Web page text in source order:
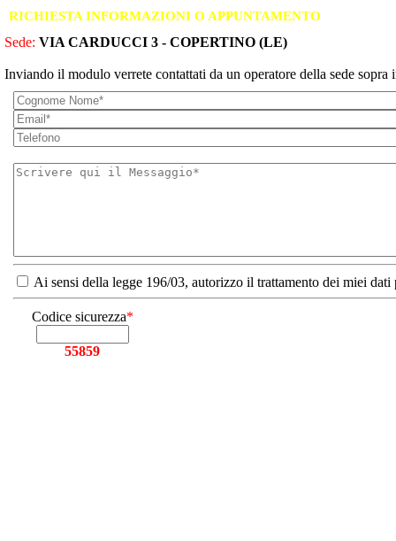
RICHIESTA INFORMAZIONI O APPUNTAMENTO
Sede: VIA CARDUCCI 3 - COPERTINO (LE)
Inviando il modulo verrete contattati da un operatore della sede sopra
Ai sensi della legge 196/03, autorizzo il trattamento dei miei
Codice sicurezza*
55859